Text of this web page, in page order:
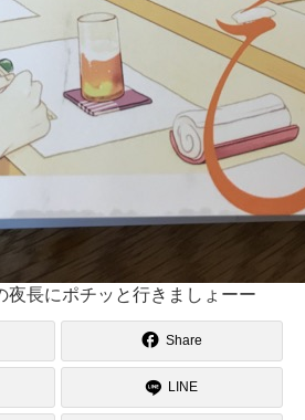
夜長にポチッと行きましょーー
Share
LINE